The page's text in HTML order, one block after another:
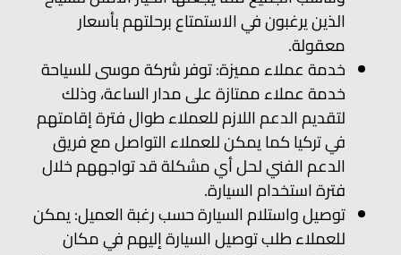
الذين يرغبون في الاستمتاع برحلتهم بأسعار
معقولة.
خدمة عملاء مميزة: توفر شركة موسى للسياحة
خدمة عملاء ممتازة على مدار الساعة، وذلك
لتقديم الدعم اللازم للعملاء طوال فترة إقامتهم
في تركيا كما يمكن للعملاء التواصل مع فريق
الدعم الفني لحل أي مشكلة قد تواجههم خلال
فترة استخدام السيارة.
توصيل واستلام السيارة حسب رغبة العميل: يمكن
للعملاء طلب توصيل السيارة إليهم في مكان